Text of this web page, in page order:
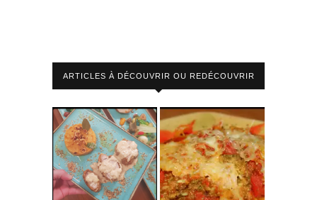
ARTICLES À DÉCOUVRIR OU REDÉCOUVRIR